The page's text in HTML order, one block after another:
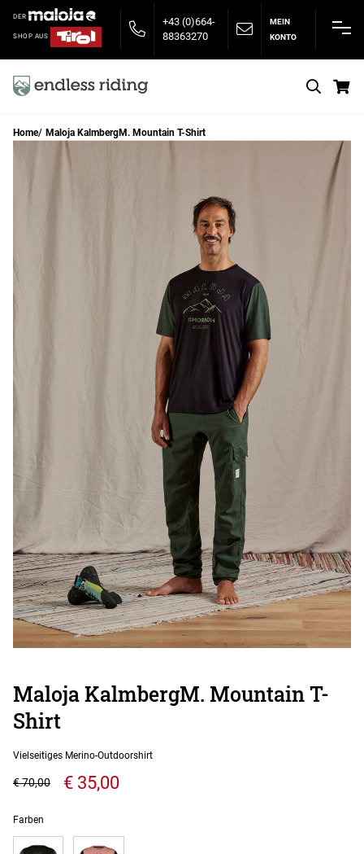
DER
SHOP AUS
+43 (0)664-
88363270
MEIN
KONTO
Home Maloja KalmbergM. Mountain T-Shirt
Maloja KalmbergM. Mountain T-
Shirt
Vielseitiges Merino-Outdoorshirt
€ 35,00
€ 70,00
Farben